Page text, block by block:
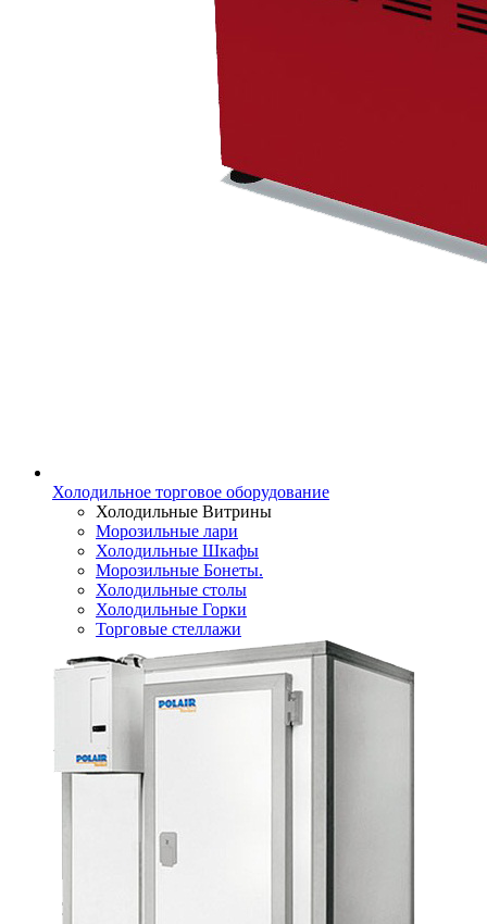
Холодильное торговое оборудование
Холодильные Витрины
Морозильные лари
Холодильные Шкафы
Морозильные Бонеты.
Холодильные столы
Холодильные Горки
Торговые стеллажи